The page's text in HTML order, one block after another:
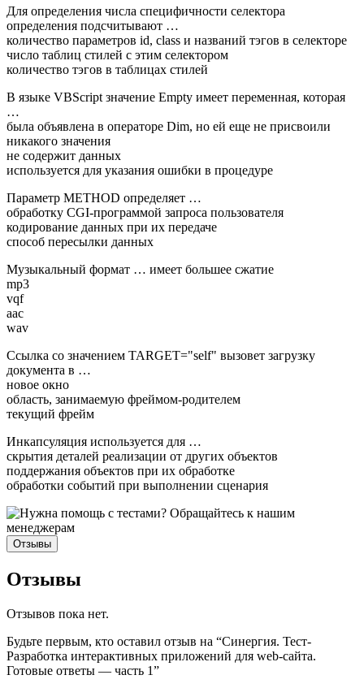
Для определения числа специфичности селектора
определения подсчитывают …
количество параметров id, class и названий тэгов в селекторе
число таблиц стилей с этим селектором
количество тэгов в таблицах стилей
В языке VBScript значение Empty имеет переменная, которая
…
была объявлена в операторе Dim, но ей еще не присвоили
никакого значения
не содержит данных
используется для указания ошибки в процедуре
Параметр METHOD определяет …
обработку CGI-программой запроса пользователя
кодирование данных при их передаче
способ пересылки данных
Музыкальный формат … имеет большее сжатие
mp3
vqf
aac
wav
Ссылка со значением TARGET="self" вызовет загрузку
документа в …
новое окно
область, занимаемую фреймом-родителем
текущий фрейм
Инкапсуляция используется для …
скрытия деталей реализации от других объектов
поддержания объектов при их обработке
обработки событий при выполнении сценария
Отзывы
Отзывы
Отзывов пока нет.
Будьте первым, кто оставил отзыв на “Синергия. Тест-
Разработка интерактивных приложений для web-сайта.
Готовые ответы — часть 1”